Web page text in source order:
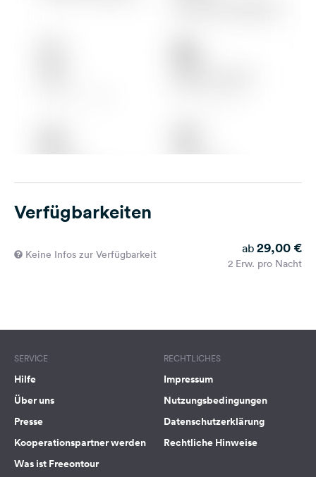
Verfügbarkeiten
Keine Infos zur Verfügbarkeit ab 29,00 €
2 Erw. pro Nacht
SERVICE
Hilfe
Über uns
Presse
Kooperationspartner werden
Was ist Freeontour
RECHTLICHES
Impressum
Nutzungsbedingungen
Datenschutzerklärung
Rechtliche Hinweise